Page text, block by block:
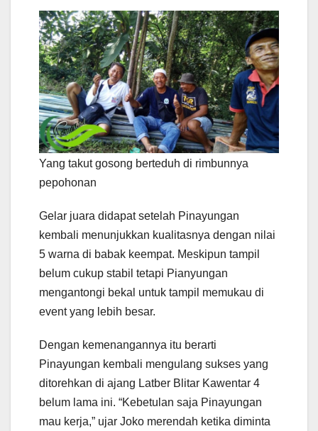
Yang takut gosong berteduh di rimbunnya
pepohonan
Gelar juara didapat setelah Pinayungan
kembali menunjukkan kualitasnya dengan nilai
5 warna di babak keempat. Meskipun tampil
belum cukup stabil tetapi Pianyungan
mengantongi bekal untuk tampil memukau di
event yang lebih besar.
Dengan kemenangannya itu berarti
Pinayungan kembali mengulang sukses yang
ditorehkan di ajang Latber Blitar Kawentar 4
belum lama ini. “Kebetulan saja Pinayungan
mau kerja,” ujar Joko merendah ketika diminta